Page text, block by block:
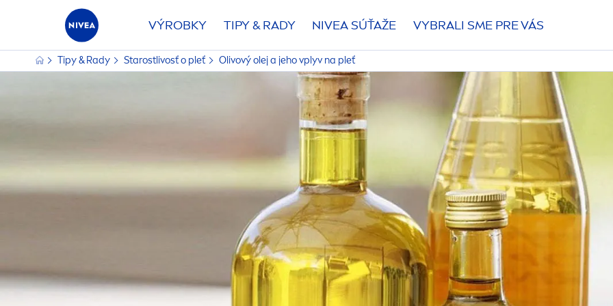
VÝROBKY TIPY & RADY NIVEASÚŤAŽE VYBRALI SME PRE VÁS
Tipy & Rady Starostlivosť o pleť Olivový olej a jeho vplyv na pleť